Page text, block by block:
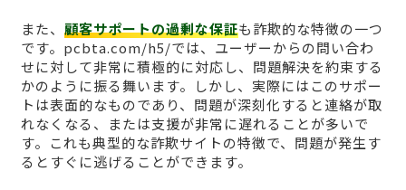
また、 顧客サポートの過剰な保証も詐欺的な特徴の一つ
です。pcbta.com/h5/では、ユーザーからの問い合わ
せに対して非常に積極的に対応し、問題解決を約束する
かのように振る舞います。しかし、実際にはこのサポー
トは表面的なものであり、問題が深刻化すると連絡が取
れなくなる、または支援が非常に遅れることが多いで
す。これも典型的な詐欺サイトの特徴で、問題が発生す
るとすぐに逃げることができます。